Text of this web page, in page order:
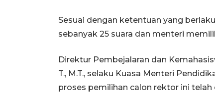
Sesuai dengan ketentuan yang
sebanyak 25 suara dan menteri
Direktur Pembejalaran dan
T., M.T., selaku Kuasa Menteri
proses pemilihan calon rektor ini